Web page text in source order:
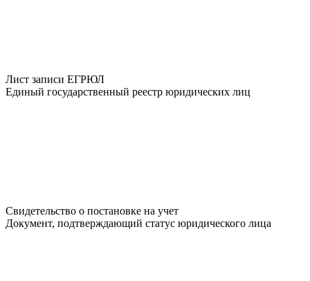
Лист записи ЕГРЮЛ
Единый государственный реестр юридических лиц
Свидетельство о постановке на учет
Документ, подтверждающий статус юридического лица